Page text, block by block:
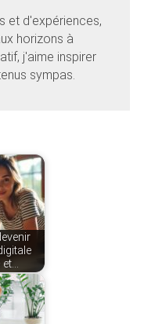
et d'expériences,
horizons à
j'aime inspirer
sympas.
et…